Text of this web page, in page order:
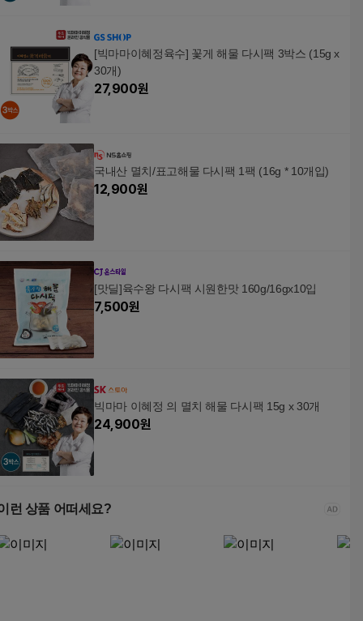
[빅마마이혜정육수] 꽃게 해물 다시팩 3박스 (15g x
30개)
27,900원
국내산 멸치/표고해물 다시팩 1팩 (16g * 10개입)
12,900원
[맛딜]육수왕 다시팩 시원한맛 160g/16gx10입
7,500원
빅마마 이혜정 의 멸치 해물 다시팩 15g x 30개
24,900원
런 상품 어떠세요?